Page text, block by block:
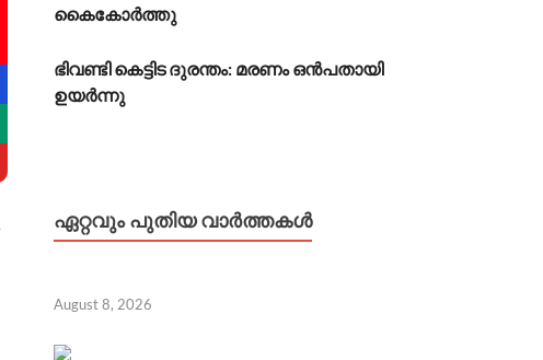
കൈകോർത്തു
ഭിവണ്ടി കെട്ടിട ദുരന്തം: മരണം ഒൻപതായി
ഉയർന്നു
ഏറ്റവും പുതിയ വാർത്തകൾ
August 8, 2026